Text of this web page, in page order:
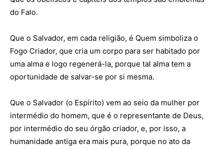
do Falo.
Que o Salvador, em cada religião, é Quem simboliza o
Fogo Criador, que cria um corpo para ser habitado por
uma alma e logo regenerá-la, porque tal alma tem a
oportunidade de salvar-se por si mesma.
Que o Salvador (o Espírito) vem ao seio da mulher por
intermédio do homem, que é o representante de Deus,
por intermédio do seu órgão criador, e, por isso, a
humanidade antiga era mais pura, porque no ato da